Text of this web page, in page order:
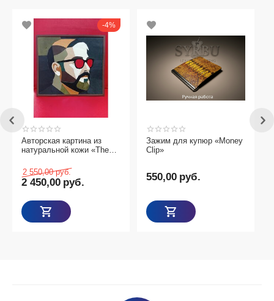
картина из
кожи «The
руб.
руб.
Зажим для купюр «Money
руб.
3-Д